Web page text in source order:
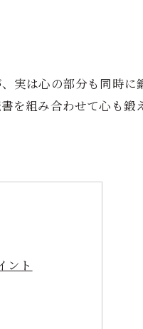
実は心の部分も同時に
を組み合わせて心も鍛
ント